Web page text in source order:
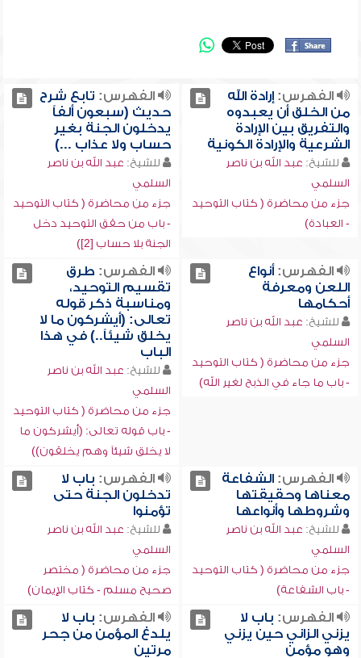
الفهرس:إرادة الله
من الخلق أن يعبدوه
والتفريق بين الإرادة
الشرعية والإرادة الكونية
للشيخ: عبد الله بن ناصر
السلمي
جزء من محاضرة ( كتاب التوحيد
- العبادة)
الفهرس: تابع شرح
حديث (سبعون ألفاً
يدخلون الجنة بغير
حساب ولا عذاب ...)
للشيخ: عبد الله بن ناصر
السلمي
جزء من محاضرة ( كتاب التوحيد
- باب من حقق التوحيد دخل
الجنة بلا حساب [2])
الفهرس:أنواع
اللعن ومعرفة
أحكامها
للشيخ: عبد الله بن ناصر
السلمي
جزء من محاضرة ( كتاب التوحيد
- باب ما جاء في الذبح لغير الله)
الفهرس: طرق
تقسيم التوحيد،
ومناسبة ذكر قوله
تعالى: (أيشركون ما لا
يخلق شيئاً..) في هذا
الباب
للشيخ: عبد الله بن ناصر
السلمي
جزء من محاضرة ( كتاب التوحيد
- باب قوله تعالى: (أيشركون ما
لا يخلق شيئاً وهم يخلقون))
الفهرس:الشفاعة
معناها وحقيقتها
وشروطها وأنواعها
للشيخ: عبد الله بن ناصر
السلمي
جزء من محاضرة ( كتاب التوحيد
- باب الشفاعة)
الفهرس: باب لا
تدخلون الجنة حتى
تؤمنوا
للشيخ: عبد الله بن ناصر
السلمي
جزء من محاضرة ( مختصر
صحيح مسلم - كتاب الإيمان)
الفهرس: باب لا
يزني الزاني حين يزني
وهو مؤمن
الفهرس: باب لا
يلدغ المؤمن من جحر
مرتين